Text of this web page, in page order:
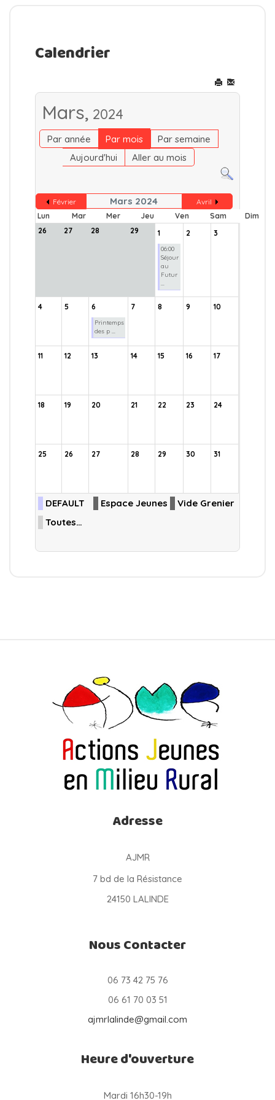
Calendrier
Mars, 2024
Par année Par mois
Par semaine
Aujourd'hui
Aller au mois
Février Mars 2024
Avril
Lun
Mar Mer Jeu Ven Sam
Dim
26
27 28 29 1
06:00
Séjour
au
Futur
...
2 3
4 5 6
Printemps
des p ...
7 8 9 10
11 12 13 14 15 16 17
18 19 20 21 22 23 24
25 26 27 28 29 30 31
DEFAULT Espace Jeunes
Vide Grenier
Toutes…
Adresse
AJMR
7 bd de la Résistance
24150 LALINDE
Nous Contacter
06 73 42 75 76
06 61 70 03 51
ajmrlalinde@gmail.com
Heure d'ouverture
Mardi 16h30-19h